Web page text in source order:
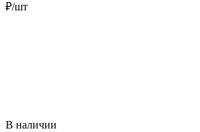
₽/шт
В наличии